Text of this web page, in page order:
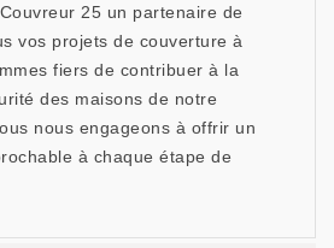
25 un partenaire de
vos projets de couverture à
fiers de contribuer à la
des maisons de notre
nous engageons à offrir un
à chaque étape de